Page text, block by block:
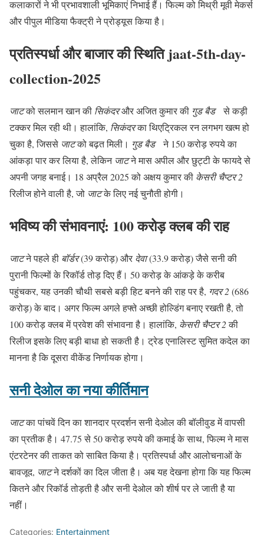
कलाकारों ने भी प्रभावशाली भूमिकाएं निभाई हैं। फिल्म को मिथ्री मूवी मेकर्स
और पीपुल मीडिया फैक्ट्री ने प्रोड्यूस किया है।
प्रतिस्पर्धा और बाजार की स्थिति jaat-5th-day-
collection-2025
जाटको सलमान खान की सिकंदरऔर अजित कुमार की गुड बैड से कड़ी
टक्कर मिल रही थी। हालांकि, सिकंदरका थिएट्रिकल रन लगभग खत्म हो
चुका है, जिससे जाटको बढ़त मिली। गुड बैड ने 150 करोड़ रुपये का
आंकड़ा पार कर लिया है, लेकिन जाटने मास अपील और छुट्टी के फायदे से
अपनी जगह बनाई। 18 अप्रैल 2025 को अक्षय कुमार की केसरी चैप्टर 2
रिलीज होने वाली है, जो जाटके लिए नई चुनौती होगी।
भविष्य की संभावनाएं: 100 करोड़ क्लब की राह
जाटने पहले ही बॉर्डर(39 करोड़) और देवा(33.9 करोड़) जैसे सनी की
पुरानी फिल्मों के रिकॉर्ड तोड़ दिए हैं। 50 करोड़ के आंकड़े के करीब
पहुंचकर, यह उनकी चौथी सबसे बड़ी हिट बनने की राह पर है, गदर 2(686
करोड़) के बाद। अगर फिल्म अगले हफ्ते अच्छी होल्डिंग बनाए रखती है, तो
100 करोड़ क्लब में प्रवेश की संभावना है। हालांकि, केसरी चैप्टर 2की
रिलीज इसके लिए बड़ी बाधा हो सकती है। ट्रेड एनालिस्ट सुमित कदेल का
मानना है कि दूसरा वीकेंड निर्णायक होगा।
सनी देओल का नया कीर्तिमान
जाटका पांचवें दिन का शानदार प्रदर्शन सनी देओल की बॉलीवुड में वापसी
का प्रतीक है। 47.75 से 50 करोड़ रुपये की कमाई के साथ, फिल्म ने मास
एंटरटेनर की ताकत को साबित किया है। प्रतिस्पर्धा और आलोचनाओं के
बावजूद, जाटने दर्शकों का दिल जीता है। अब यह देखना होगा कि यह फिल्म
कितने और रिकॉर्ड तोड़ती है और सनी देओल को शीर्ष पर ले जाती है या
नहीं।
Categories: Entertainment